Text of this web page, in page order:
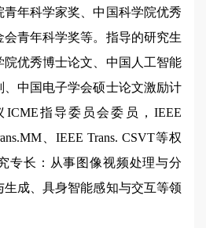
年科学家奖、中国科学院优秀
青年科学奖等。指导的研究生
优秀博士论文、中国人工智能
中国电子学会硕士论文激励计
指导委员会委员，IEEE
、IEEE Trans. CSVT等权
专长：从事图像视频处理与分
成、具身智能感知与交互等领